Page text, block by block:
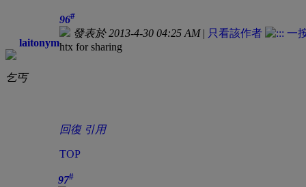
laitonym
乞丐
96#
發表於 2013-4-30 04:25 AM| 只看該作者
htx for sharing
回復 引用
TOP
97#